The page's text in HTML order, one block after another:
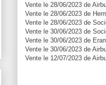
Vente le 28/06/2023 de
Vente le 28/06/2023 de
Vente le 28/06/2023 de
Vente le 30/06/2023 de
Vente le 30/06/2023 de
Vente le 30/06/2023 de
Vente le 12/07/2023 de